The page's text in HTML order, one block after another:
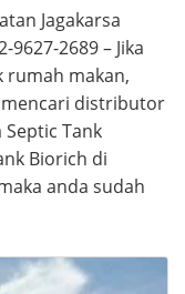
Jagakarsa
9627-2689 – Jika
rumah makan,
distributor
Tank
Biorich di
anda sudah